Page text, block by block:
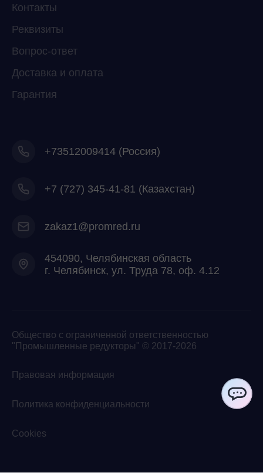
Контакты
Реквизиты
Вопрос-ответ
Доставка и оплата
Гарантия
+73512009414 (Россия)
+7 (727) 345-41-81 (Казахстан)
zakaz1@promred.ru
454090, Челябинская область
г. Челябинск, ул. Труда 78, оф. 4.12
Общество с ограниченной ответственностью
"Промышленные редукторы" © 2017-2026
Правовая информация
Политика конфиденциальности
Cookies
Telegram
ChatApp